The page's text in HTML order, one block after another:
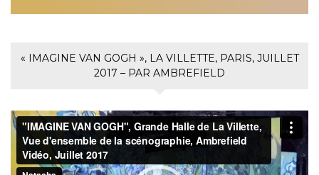
« IMAGINE VAN GOGH », LA VILLETTE, PARIS, JUILLET
2017 – PAR AMBREFIELD
Lecteur
vidéo